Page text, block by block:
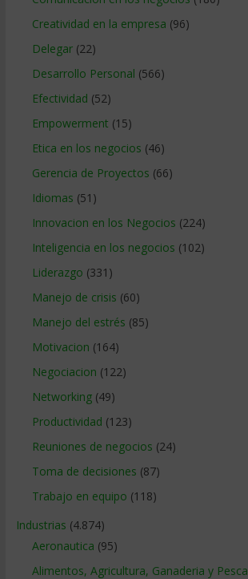
Creatividad en la empresa (96)
Delegar(22)
Desarrollo Personal (566)
Efectividad (52)
Empowerment (15)
Etica en los negocios (46)
Gerencia de Proyectos (66)
Idiomas (51)
Innovacion en los Negocios (224)
Inteligencia en los negocios (102)
Liderazgo (331)
Manejo de crisis (60)
Manejo del estrés (85)
Motivacion (164)
Negociacion (122)
Networking(49)
Productividad (123)
Reuniones de negocios (24)
Toma de decisiones (87)
Trabajo en equipo (118)
Industrias (4.874)
Aeronautica (95)
Alimentos, Agricultura, Ganaderia y Pesca